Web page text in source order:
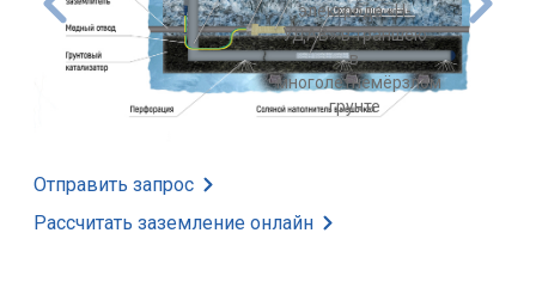
Установка
электрода «Н-
УДАВ» в траншею
в грунте
Отправить запрос
Рассчитать заземление онлайн